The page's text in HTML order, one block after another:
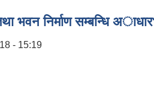
भवन निर्माण सम्बन्धि
- 15:19